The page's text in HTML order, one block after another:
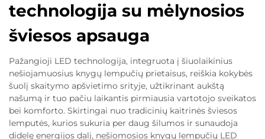
technologija su mėlynosios
šviesos apsauga
Pažangioji LED technologija, integruota į šiuolaikinius
nešiojamuosius knygų lempučių prietaisus, reiškia kokybės
šuolį skaitymo apšvietimo srityje, užtikrinant aukštą
našumą ir tuo pačiu laikantis pirmiausia vartotojo sveikatos
bei komforto. Skirtingai nuo tradicinių kaitrinės šviesos
lemputės, kurios sukuria per daug šilumos ir sunaudoja
didelę energijos dalį, nešiomosios knygų lempučių LED